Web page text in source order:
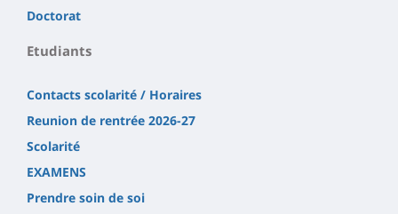
Doctorat
Etudiants
Contacts scolarité / Horaires
Reunion de rentrée 2026-27
Scolarité
EXAMENS
Prendre soin de soi